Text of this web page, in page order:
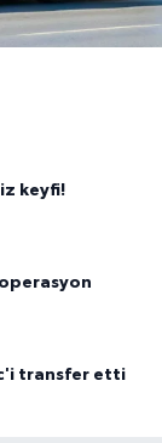
keyfi!
transfer etti